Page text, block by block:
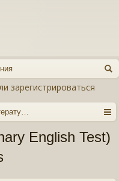
зарегистрироваться
English Test)